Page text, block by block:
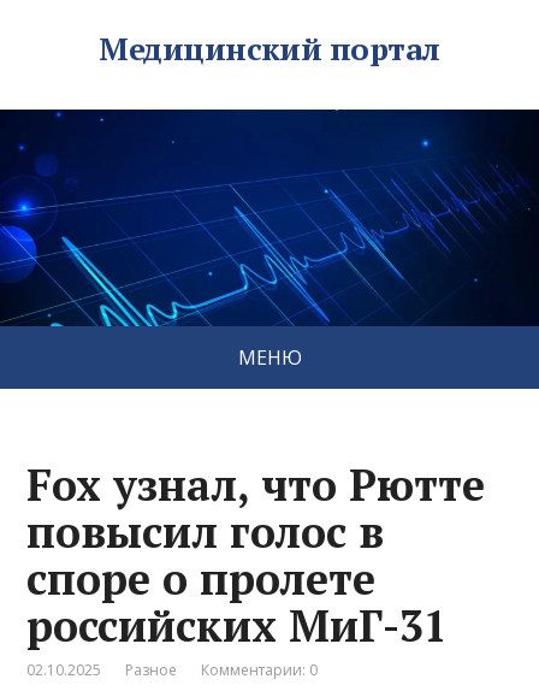
Медицинский портал
МЕНЮ
Fox узнал, что Рютте
повысил голос в
споре о пролете
российских МиГ-31
02.10.2025 Разное Комментарии: 0